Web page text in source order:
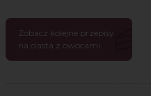
Zobacz kolejne przepisy
na ciasta z owocami